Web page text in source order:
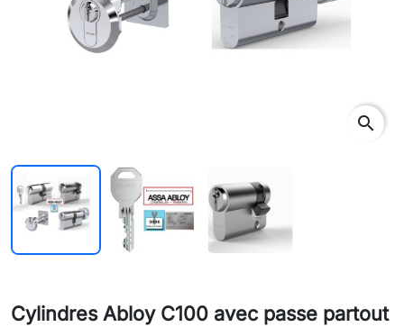
Cylindres Abloy C100 avec passe partout